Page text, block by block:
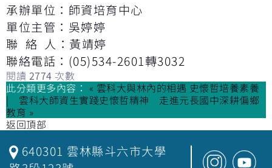
承辦單位：師資培育中心
單位主管：吳婷婷
聯 絡 人：黃靖婷
聯絡電話：(05)534-2601轉3032
閱讀 2774 次數
此分類更多內容： « 雲科大與林內的相遇 史懷哲培養素養
雲科大師資生實踐史懷哲精神 走進元長國中深耕偏鄉
教育 »
返回頂部
640301 雲林縣斗六市大學